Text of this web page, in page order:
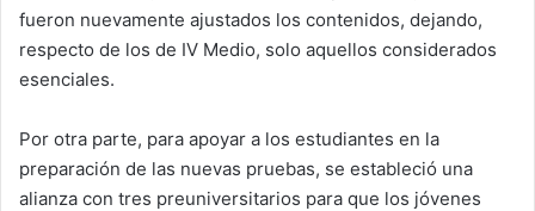
fueron nuevamente ajustados los contenidos, dejando,
respecto de los de IV Medio, solo aquellos considerados
esenciales.
Por otra parte, para apoyar a los estudiantes en la
preparación de las nuevas pruebas, se estableció una
alianza con tres preuniversitarios para que los jóvenes